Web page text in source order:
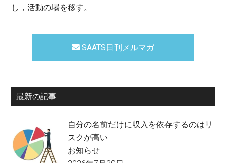
し，活動の場を移す。
SAATS日刊メルマガ
最新の記事
自分の名前だけに収入を依存するのはリ
スクが高い
お知らせ